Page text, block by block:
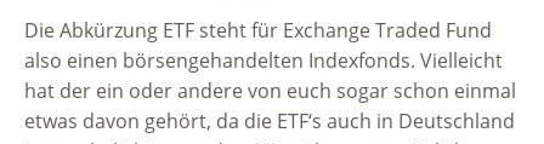
Die Abkürzung ETF steht für Exchange Traded Fund
also einen börsengehandelten Indexfonds. Vielleicht
hat der ein oder andere von euch sogar schon einmal
etwas davon gehört, da die ETF‘s auch in Deutschland